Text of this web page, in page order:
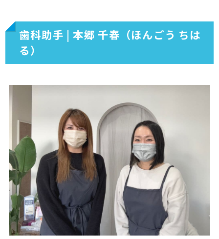
歯科助手 | 本郷 千春（ほんごう ちは
る）